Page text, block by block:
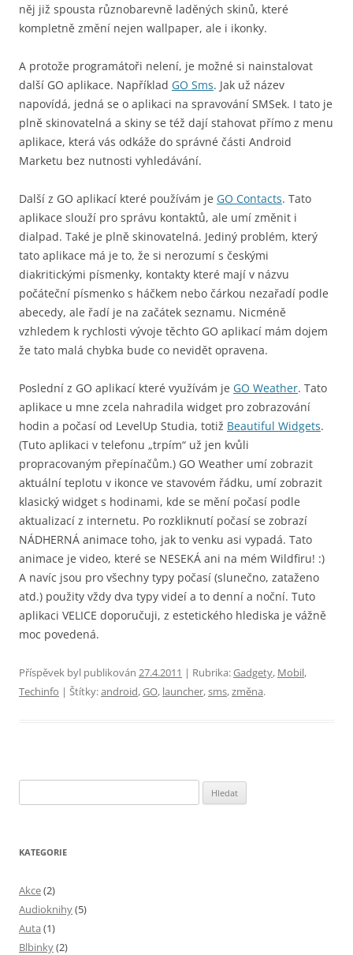
něj již spousta různobarevně laděných skinů, které
kompletně změní nejen wallpaper, ale i ikonky.
A protože programátoři nelení, je možné si nainstalovat
další GO aplikace. Například GO Sms. Jak už název
napovídá, jedná se o aplikaci na spravování SMSek. I tato je
plně skinovatelná a skiny se též dají stahovat přímo z menu
aplikace, která vás odkáže do správné části Android
Marketu bez nutnosti vyhledávání.
Další z GO aplikací které používám je GO Contacts. Tato
aplikace slouží pro správu kontaktů, ale umí změnit i
dialpad. Také je plně skinovatelná. Jediný problém, který
tato aplikace má je to, že si nerozumí s českými
diakritickými písmenky, kontakty které mají v názvu
počáteční písmenko s háčkem nebo čárkou nezařadí podle
abecedy, ale řadí je na začátek seznamu. Nicméně
vzhledem k rychlosti vývoje těchto GO aplikací mám dojem
že tato malá chybka bude co nevidět opravena.
Poslední z GO aplikací které využívám je GO Weather. Tato
aplikace u mne zcela nahradila widget pro zobrazování
hodin a počasí od LevelUp Studia, totiž Beautiful Widgets.
(Tuto aplikaci v telefonu „trpím“ už jen kvůli
propracovaným přepínačům.) GO Weather umí zobrazit
aktuální teplotu v ikonce ve stavovém řádku, umí zobrazit
klasický widget s hodinami, kde se mění počasí podle
aktualizací z internetu. Po rozkliknutí počasí se zobrazí
NÁDHERNÁ animace toho, jak to venku asi vypadá. Tato
animace je video, které se NESEKÁ ani na mém Wildfiru! :)
A navíc jsou pro všechny typy počasí (slunečno, zataženo
atd.) použity vždy dva typy videí a to denní a noční. Tuto
aplikaci VELICE doporučuji, z estetického hlediska je vážně
moc povedená.
Příspěvek byl publikován 27.4.2011 | Rubrika:Gadgety, Mobil,
Techinfo | Štítky:android,GO, launcher,sms,změna.
KATEGORIE
Akce(2)
Audioknihy(5)
Auta (1)
Blbinky(2)